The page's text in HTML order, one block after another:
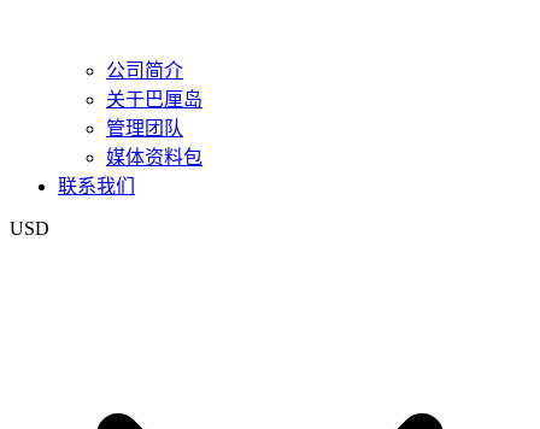
公司简介
关于巴厘岛
管理团队
媒体资料包
联系我们
USD